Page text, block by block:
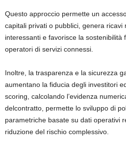
Questo approccio permette un
capitali privati o pubblici, genera ricavi
interessanti e favorisce la sostenibilità
operatori di servizi connessi.
Inoltre, la trasparenza e la sicurezza
aumentano la fiducia degli investitori
scoring, calcolando l’evidenza
delcontratto, permette lo sviluppo di
parametriche basate su dati operativi
riduzione del rischio complessivo.